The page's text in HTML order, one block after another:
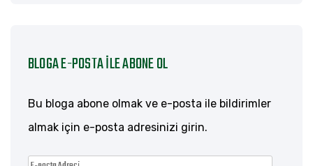
BLOGA E-POSTA ILE ABONE OL
Bu bloga abone olmak ve e-posta ile bildirimler
almak için e-posta adresinizi girin.